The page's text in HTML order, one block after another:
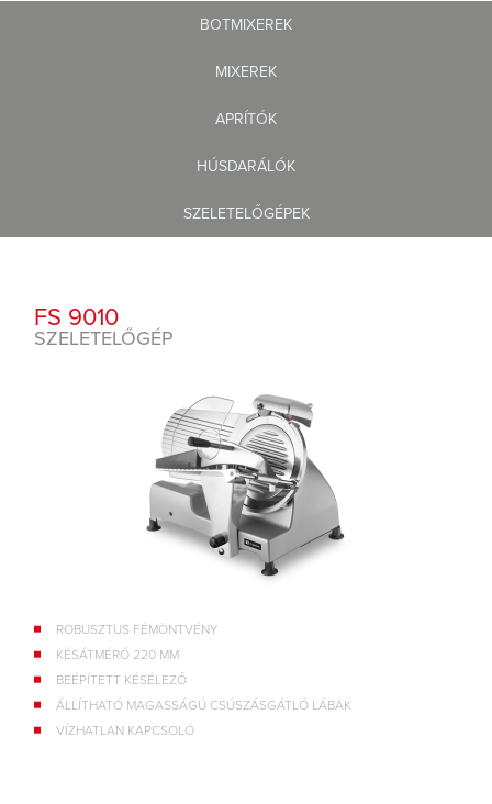
BOTMIXEREK
MIXEREK
APRÍTÓK
HÚSDARÁLÓK
SZELETELŐGÉPEK
FS 9010
SZELETELŐGÉP
ROBUSZTUS FÉMÖNTVÉNY
KÉSÁTMÉRŐ 220 MM
BEÉPÍTETT KÉSÉLEZŐ
ÁLLÍTHATÓ MAGASSÁGÚ CSÚSZÁSGÁTLÓ LÁBAK
VÍZHATLAN KAPCSOLÓ